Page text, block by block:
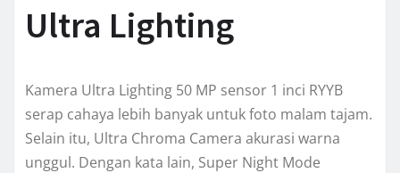
Ultra Lighting
Kamera Ultra Lighting 50 MP sensor 1 inci RYYB
serap cahaya lebih banyak untuk foto malam tajam.
Selain itu, Ultra Chroma Camera akurasi warna
unggul. Dengan kata lain, Super Night Mode